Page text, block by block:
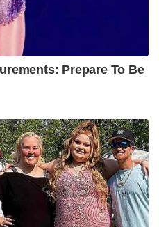
Prepare To Be